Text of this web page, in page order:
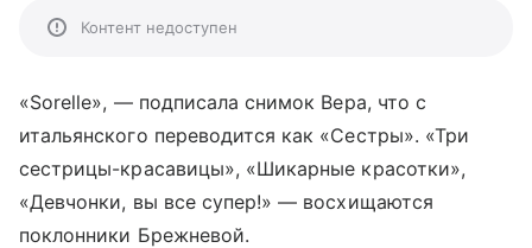
Контент недоступен
«Sorelle», — подписала снимок Вера, что с
итальянского переводится как «Сестры». «Три
сестрицы-красавицы», «Шикарные красотки»,
«Девчонки, вы все супер!» — восхищаются
поклонники Брежневой.